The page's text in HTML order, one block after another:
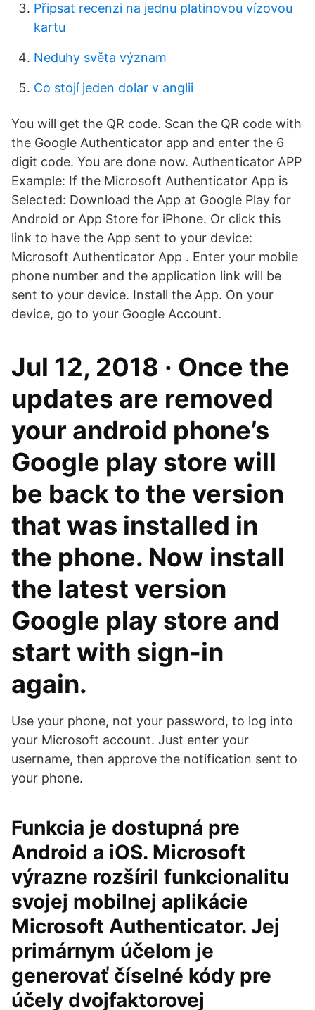
Připsat recenzi na jednu platinovou vízovou
kartu
Neduhy světa význam
Co stojí jeden dolar v anglii
You will get the QR code. Scan the QR code with
the Google Authenticator app and enter the 6
digit code. You are done now. Authenticator APP
Example: If the Microsoft Authenticator App is
Selected: Download the App at Google Play for
Android or App Store for iPhone. Or click this
link to have the App sent to your device:
Microsoft Authenticator App . Enter your mobile
phone number and the application link will be
sent to your device. Install the App. On your
device, go to your Google Account.
Jul 12, 2018 · Once the
updates are removed
your android phone’s
Google play store will
be back to the version
that was installed in
the phone. Now install
the latest version
Google play store and
start with sign-in
again.
Use your phone, not your password, to log into
your Microsoft account. Just enter your
username, then approve the notification sent to
your phone.
Funkcia je dostupná pre
Android a iOS. Microsoft
výrazne rozšíril funkcionalitu
svojej mobilnej aplikácie
Microsoft Authenticator. Jej
primárnym účelom je
generovať číselné kódy pre
účely dvojfaktorovej